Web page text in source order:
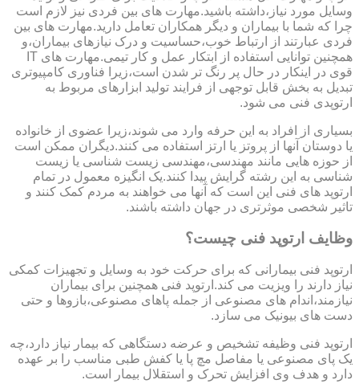
وسایل مورد نیاز،داشته باشید.مهارت های بین فردی نیز لازم است
چرا که شما با بیماران و دیگر همکاران تعامل دارید.مهارت های بین
فردی عبارتند از ارتباط خوب،حساسیت و درک نیازهای بیماران،و
همچنین توانایی استفاده از ابتکار عمل و کار تیمی.مهارت های IT
قوی در اینکار در حال پر رنگ تر شدن است،زیرا فناوری کامپیوتری
تبدیل به بخش قابل توجهی از فرایند تولید ابزارهای مربوط به
ارتوپدی فنی می شود.
بسیاری از افراد به این حرفه وارد می شوند،زیرا عضوی از خانواده
یا دوستان آنها از پروتز یا ارتز استفاده می کنند.دیگران ممکن است
از حوزه هایی مانند مهندسی،مهندسی زیست شناسی یا زیست
شناسی به این رشته گرایش پیدا کنند.یک انگیزه معمول در تمام
ارتوپد های فنی این است که آنها می خواهند به مردم کمک کنند و
تاثیر شخصی موثرتری در جهان داشته باشند.
وظایف ارتوپد فنی چیست؟
ارتوپد فنی بیمارانی که برای حرکت خود به وسایل و تجهیزات کمکی
نیاز دارند را ویزیت می کند.ارتوپد فنی همچنین برای بیماران
نیازمند،اندام های مصنوعی از جمله پاهای مصنوعی،بازوها و حتی
دست های بیونیک می سازد.
ارتوپد فنی وظیفه تشخیص و عرضه دستگاهی که بیمار نیاز دارد،چه
یک پای مصنوعی یا مفاصل مچ پا یا کفش طبی مناسب را بر عهده
دارد و هدف وی افزایش تحرک و استقلال بیمار است.